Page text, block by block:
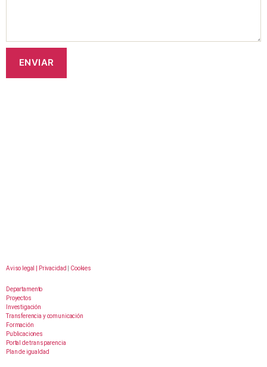
Aviso legal | Privacidad Cookies
Departamento
Proyectos
Investigación
Transferencia y comunicación
Formación
Publicaciones
Portal de transparencia
Plan de igualdad